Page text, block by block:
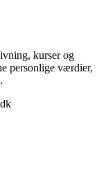
kurser og
personlige værdier,